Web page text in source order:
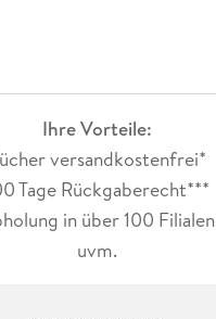
Ihre Vorteile:
versandkostenfrei*
Tage Rückgaberecht***
in über 100 Filialen
uvm.